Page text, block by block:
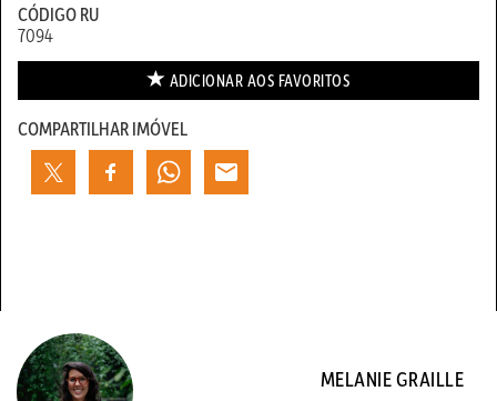
CÓDIGO RU
7094
ADICIONAR AOS FAVORITOS
COMPARTILHAR IMÓVEL
MELANIE GRAILLE